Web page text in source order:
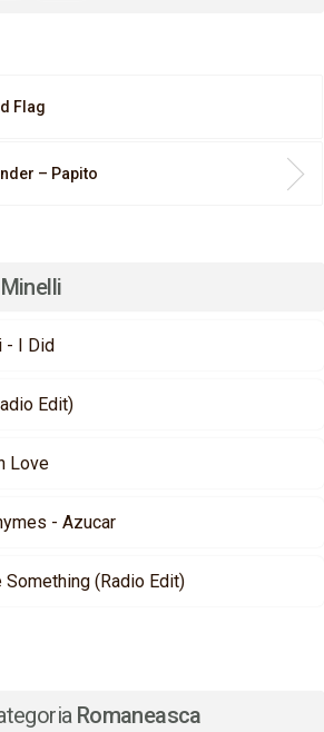
Flag
– Papito
Minelli
- I Did
Edit)
Love
- Azucar
(Radio Edit)
Romaneasca